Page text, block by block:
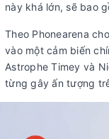
này khá lớn, sẽ bao
Theo Phonearena
vào một cảm biến
Astrophe Timey và
từng gây ấn tượng